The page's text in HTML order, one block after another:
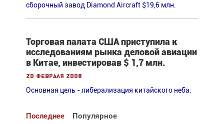
сборочный завод Diamond Aircraft $19,6 млн.
Торговая палата США приступила к
исследованиям рынка деловой авиации
в Китае, инвестировав $ 1,7 млн.
20 февраля 2008
Основная цель - либерализация китайского неба.
Последнее Популярное